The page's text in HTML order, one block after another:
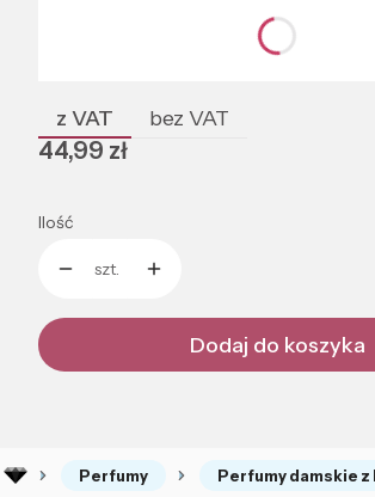
Poszczególne warianty mogą różnić się ceną
z VAT bez VAT
Cena
44,99 zł
Ilość
szt.
Dodaj do koszyka
Perfumy Perfumy damskie z